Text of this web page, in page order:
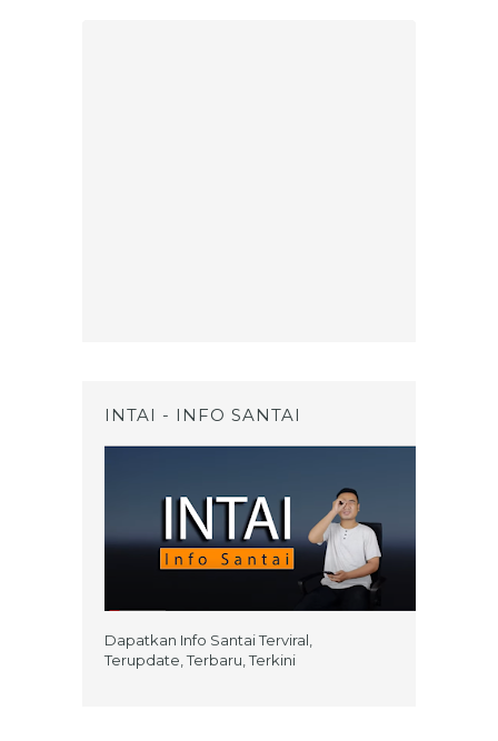
INTAI - INFO SANTAI
Dapatkan Info Santai Terviral,
Terupdate, Terbaru, Terkini